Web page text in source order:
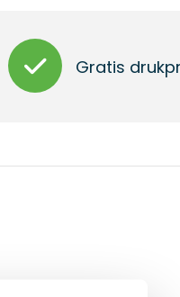
Gratis